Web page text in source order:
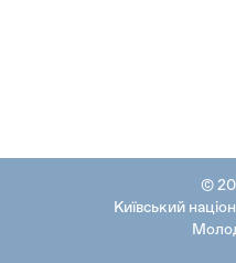
©
Київський